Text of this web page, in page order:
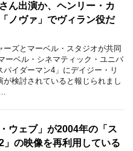
ん出演か、ヘンリー・カ
ノヴァ」でヴィラン役だ
ーズとマーベル・スタジオが共同
ーベル・シネマティック・ユニバ
パイダーマン4」にデイジー・リ
が検討されていると報じられまし
ウェブ」が2004年の「ス
」の映像を再利用している